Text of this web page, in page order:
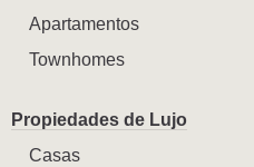
Apartamentos
Townhomes
Propiedades de Lujo
Casas